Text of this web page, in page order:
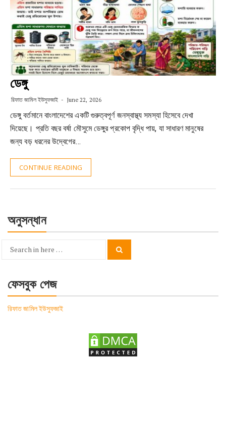
ডেঙ্গু
রিফাত জামিল ইউসুফজাই June 22, 2026
ডেঙ্গু বর্তমানে বাংলাদেশের একটি গুরুত্বপূর্ণ জনস্বাস্থ্য সমস্যা হিসেবে দেখা
দিয়েছে। প্রতি বছর বর্ষা মৌসুমে ডেঙ্গুর প্রকোপ বৃদ্ধি পায়, যা সাধারণ মানুষের
জন্য বড় ধরনের উদ্বেগের…
CONTINUE READING
অনুসন্ধান
Search
ফেসবুক পেজ
রিফাত জামিল ইউসুফজাই